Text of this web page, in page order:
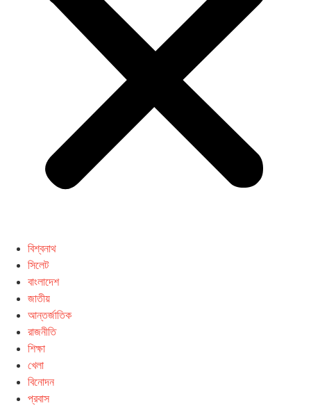
বিশ্বনাথ
সিলেট
বাংলাদেশ
জাতীয়
আন্তর্জাতিক
রাজনীতি
শিক্ষা
খেলা
বিনোদন
প্রবাস